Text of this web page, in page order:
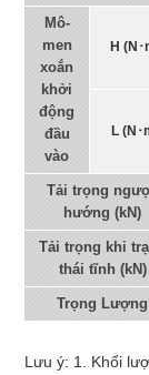
Mô-
men
xoắn
khởi
động
đầu
vào
H (N･
L (N･
Tải trọng
hướng (kN)
Tải trọng khi
thái tĩnh (kN)
Trọng Lượng
Lưu ý: 1. Khối